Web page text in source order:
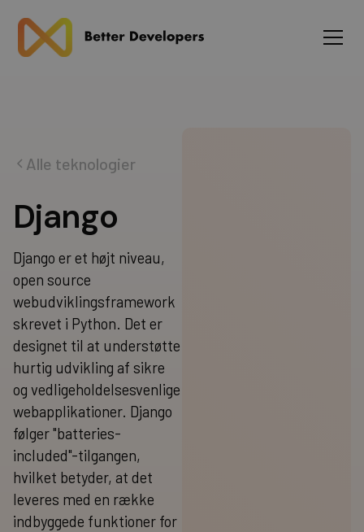
Alle teknologier
Django
Django er et højt niveau,
open source
webudviklingsframework
skrevet i Python. Det er
designet til at understøtte
hurtig udvikling af sikre
og vedligeholdelsesvenlige
webapplikationer. Django
følger "batteries-
included"-tilgangen,
hvilket betyder, at det
leveres med en række
indbyggede funktioner for